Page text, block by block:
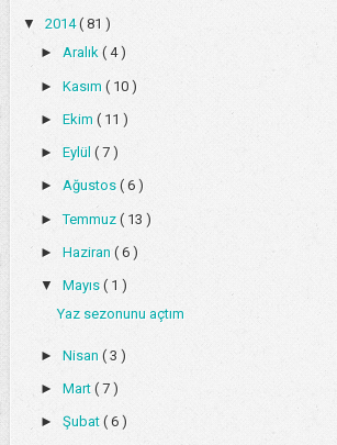
▼ 2014( 81 )
► Aralık ( 4 )
► Kasım ( 10 )
► Ekim ( 11 )
► Eylül ( 7 )
► Ağustos ( 6 )
►Temmuz ( 13 )
► Haziran ( 6 )
▼ Mayıs ( 1 )
Yaz sezonunu açtım
► Nisan ( 3 )
► Mart ( 7 )
► Şubat ( 6 )